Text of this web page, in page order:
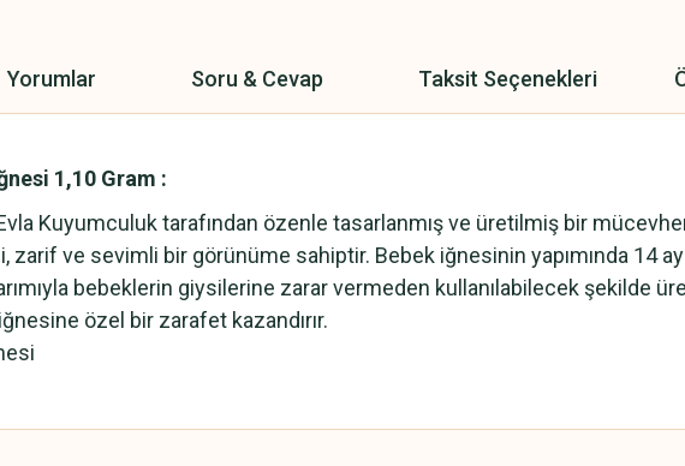
Yorumlar Soru & Cevap Taksit Seçenekleri
1,10 Gram :
Kuyumculuk tarafından özenle tasarlanmış ve üretilmiş bir
zarif ve sevimli bir görünüme sahiptir. Bebek iğnesinin yapımında 14
bebeklerin giysilerine zarar vermeden kullanılabilecek şekilde
özel bir zarafet kazandırır.